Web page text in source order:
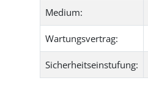
Medium:
Wartungsvertrag:
Sicherheitseinstufung: